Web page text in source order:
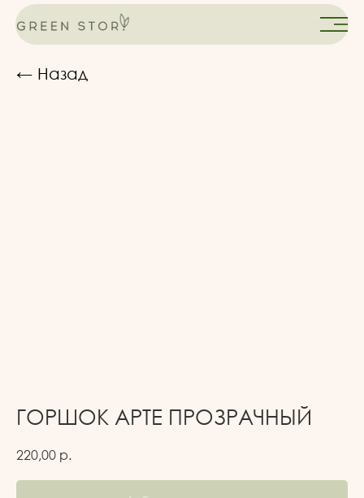
← Назад
ГОРШОК АРТЕ ПРОЗРАЧНЫЙ
220,00 р.